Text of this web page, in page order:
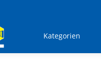
Kategorien